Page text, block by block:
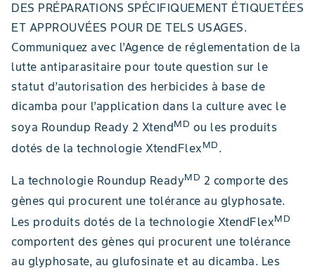
DES PRÉPARATIONS SPÉCIFIQUEMENT ÉTIQUETÉES
ET APPROUVÉES POUR DE TELS USAGES.
Communiquez avec l’Agence de réglementation de la
lutte antiparasitaire pour toute question sur le
statut d’autorisation des herbicides à base de
dicamba pour l’application dans la culture avec le
soya Roundup Ready 2 XtendMD ou les produits
dotés de la technologie XtendFlexMD.
La technologie Roundup ReadyMD 2 comporte des
gènes qui procurent une tolérance au glyphosate.
Les produits dotés de la technologie XtendFlexMD
comportent des gènes qui procurent une tolérance
au glyphosate, au glufosinate et au dicamba. Les